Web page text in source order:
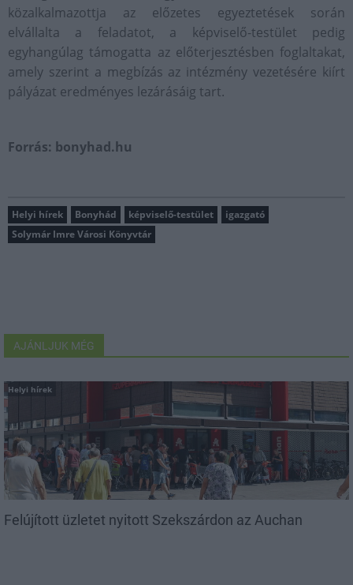
közalkalmazottja az előzetes egyeztetések során
elvállalta a feladatot, a képviselő-testület pedig
egyhangúlag támogatta az előterjesztésben foglaltakat,
amely szerint a megbízás az intézmény vezetésére kiírt
pályázat eredményes lezárásáig tart.
Forrás: bonyhad.hu
Helyi hírek Bonyhád képviselő-testület
igazgató
Solymár Imre Városi Könyvtár
AJÁNLJUK MÉG
Helyi hírek
Felújított üzletet nyitott Szekszárdon az Auchan